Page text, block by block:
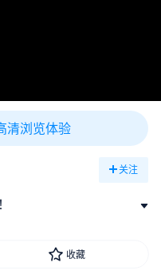
清浏览体验
关注
收藏